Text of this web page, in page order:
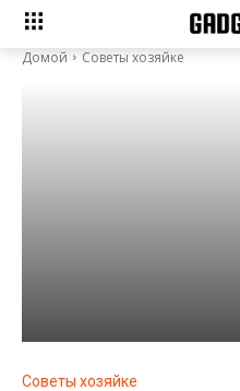
Домой Советы хозяйке
Советы хозяйке